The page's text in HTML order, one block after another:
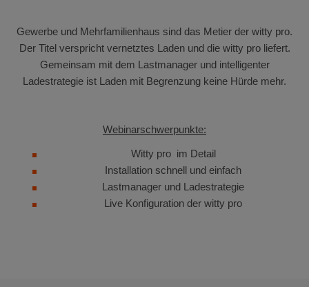
Gewerbe und Mehrfamilienhaus sind das Metier der witty pro.
Der Titel verspricht vernetztes Laden und die witty pro liefert.
Gemeinsam mit dem Lastmanager und intelligenter
Ladestrategie ist Laden mit Begrenzung keine Hürde mehr.
Webinarschwerpunkte:
Witty pro im Detail
Installation schnell und einfach
Lastmanager und Ladestrategie
Live Konfiguration der witty pro